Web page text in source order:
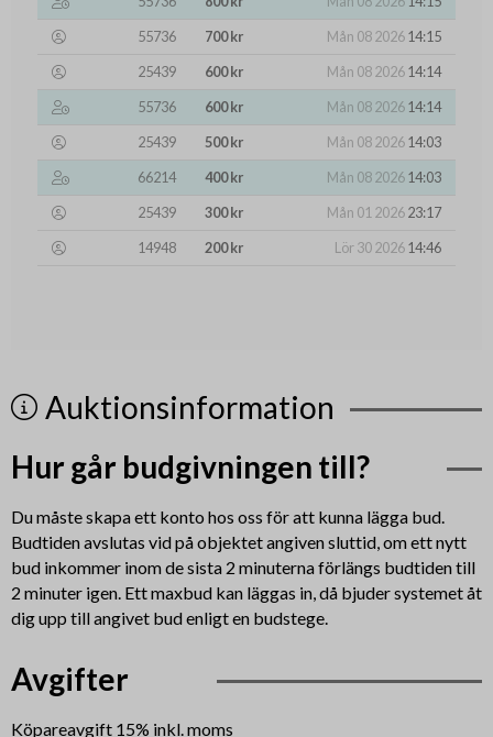
55736
700 kr Mån 08 202614:15
25439
600 kr Mån 08 202614:14
55736
600 kr Mån 08 202614:14
25439
500 kr Mån 08 202614:03
66214
400 kr Mån 08 202614:03
25439
300 kr Mån 01 202623:17
14948
200 kr Lör 30 202614:46
Auktionsinformation
Hur går budgivningen till?
Du måste skapa ett konto hos oss för att kunna lägga bud.
Budtiden avslutas vid på objektet angiven sluttid, om ett nytt
bud inkommer inom de sista 2 minuterna förlängs budtiden till
2 minuter igen. Ett maxbud kan läggas in, då bjuder systemet åt
dig upp till angivet bud enligt en budstege.
Avgifter
Köpareavgift 15% inkl. moms